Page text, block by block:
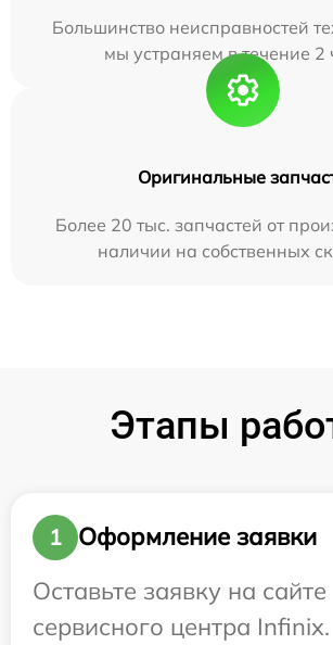
Большинство неисправностей
мы устраняем в течение 2
Оригинальные
Более 20 тыс. запчастей от
наличии на собственных
Этапы
1
Оформление заявки
Оставьте заявку на сайте
сервисного центра